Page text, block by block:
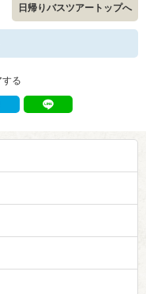
日帰りバスツアートップへ
る